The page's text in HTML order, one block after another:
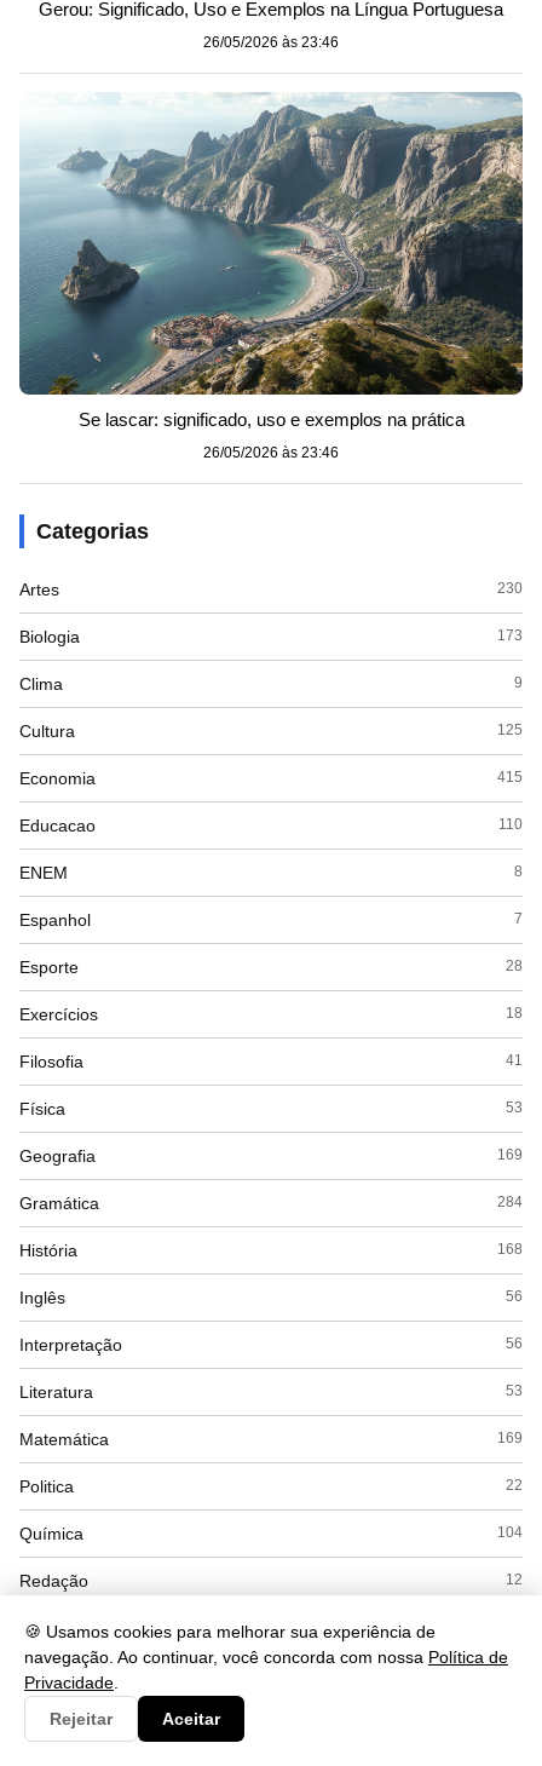
🍪 Usamos cookies para melhorar sua experiência de
navegação. Ao continuar, você concorda com nossa Política de
Privacidade
Rejeitar
Aceitar
Gerou: Significado, Uso e Exemplos na Língua Portuguesa
26/05/2026 às 23:46
Se lascar: significado, uso e exemplos na prática
26/05/2026 às 23:46
Categorias
Artes 230
Biologia 173
Clima 9
Cultura 125
Economia 415
Educacao 110
ENEM 8
Espanhol 7
Esporte 28
Exercícios 18
Filosofia 41
Física 53
Geografia 169
Gramática 284
História 168
Inglês 56
Interpretação 56
Literatura 53
Matemática 169
Politica 22
Química 104
Redação 12
Saude
Seguranca
Simulados